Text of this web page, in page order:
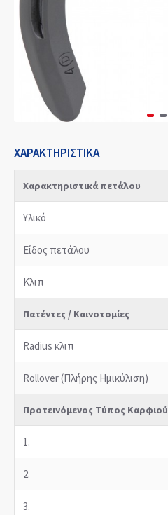
ΧΑΡΑΚΤΗΡΙΣΤΙΚΆ
Χαρακτηριστικά πετάλου
Υλικό
Είδος πετάλου
Κλιπ
Πατέντες / Καινοτομίες
Radius κλιπ
Rollover (Πλήρης Ημικύλιση)
Προτεινόμενος Τύπος Καρφιού
1.
2.
3.